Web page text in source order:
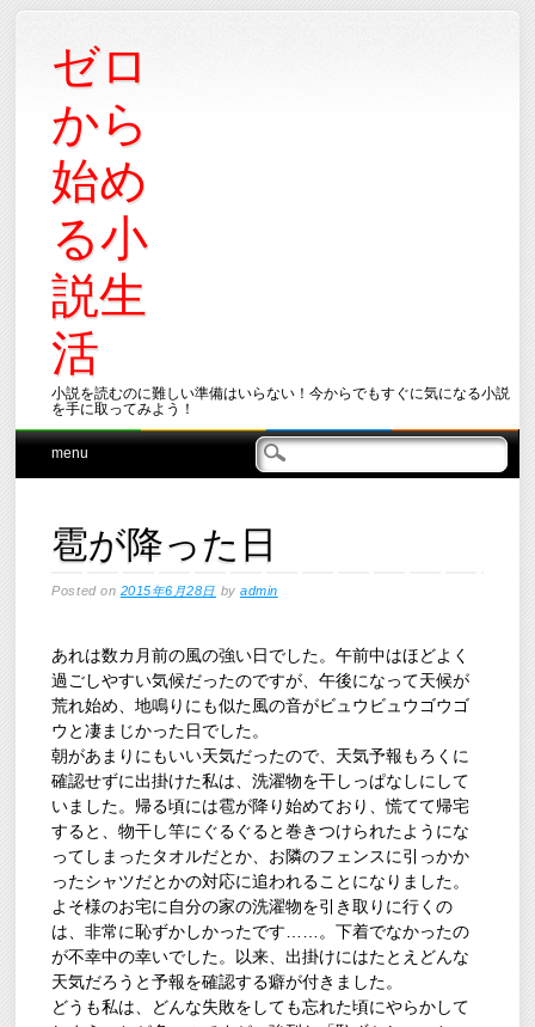
ゼロ
から
始め
る小
説生
活
小説を読むのに難しい準備はいらない！今からでもすぐに気になる小説
を手に取ってみよう！
Main menu
Skip
menu
雹が降った日
Posted on 2015年6月28日 byadmin
あれは数カ月前の風の強い日でした。午前中はほどよく
過ごしやすい気候だったのですが、午後になって天候が
荒れ始め、地鳴りにも似た風の音がビュウビュウゴウゴ
ウと凄まじかった日でした。
朝があまりにもいい天気だったので、天気予報もろくに
確認せずに出掛けた私は、洗濯物を干しっぱなしにして
いました。帰る頃には雹が降り始めており、慌てて帰宅
すると、物干し竿にぐるぐると巻きつけられたようにな
ってしまったタオルだとか、お隣のフェンスに引っかか
ったシャツだとかの対応に追われることになりました。
よそ様のお宅に自分の家の洗濯物を引き取りに行くの
は、非常に恥ずかしかったです……。下着でなかったの
が不幸中の幸いでした。以来、出掛けにはたとえどんな
天気だろうと予報を確認する癖が付きました。
どうも私は、どんな失敗をしても忘れた頃にやらかして